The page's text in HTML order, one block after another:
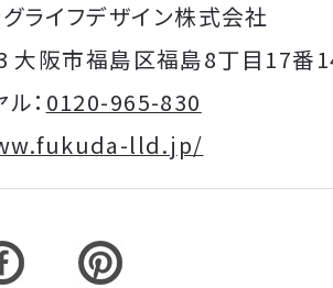
グライフデザイン株式会社
大阪市福島区福島8丁目17番
： 0120-965-830
lld.jp/